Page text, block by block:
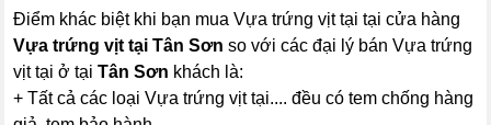
Điểm khác biệt khi bạn mua Vựa trứng vịt tại tại cửa hàng
Vựa trứng vịt tại Tân Sơn so với các đại lý bán Vựa trứng
vịt tại ở tạiTân Sơn khách là:
+ Tất cả các loại Vựa trứng vịt tại.... đều có tem chống hàng